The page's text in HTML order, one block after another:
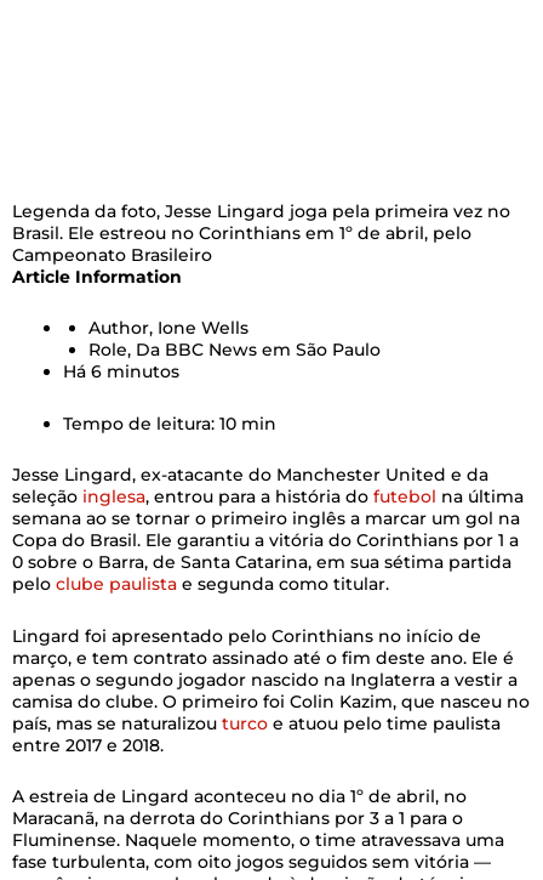
Legenda da foto, Jesse Lingard joga pela primeira vez no
Brasil. Ele estreou no Corinthians em 1º de abril, pelo
Campeonato Brasileiro
Article Information
Author, Ione Wells
Role, Da BBC News em São Paulo
Há 6 minutos
Tempo de leitura: 10 min
Jesse Lingard, ex-atacante do Manchester United e da
seleção inglesa, entrou para a história do futebol na última
semana ao se tornar o primeiro inglês a marcar um gol na
Copa do Brasil. Ele garantiu a vitória do Corinthians por 1 a
0 sobre o Barra, de Santa Catarina, em sua sétima partida
pelo clube paulista e segunda como titular.
Lingard foi apresentado pelo Corinthians no início de
março, e tem contrato assinado até o fim deste ano. Ele é
apenas o segundo jogador nascido na Inglaterra a vestir a
camisa do clube. O primeiro foi Colin Kazim, que nasceu no
país, mas se naturalizou turco e atuou pelo time paulista
entre 2017 e 2018.
A estreia de Lingard aconteceu no dia 1º de abril, no
Maracanã, na derrota do Corinthians por 3 a 1 para o
Fluminense. Naquele momento, o time atravessava uma
fase turbulenta, com oito jogos seguidos sem vitória —